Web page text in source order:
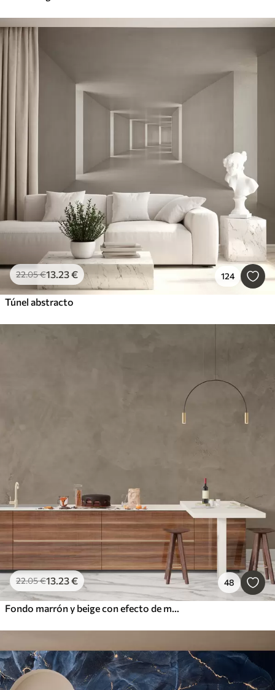
22.05€13.23€ 124
Túnel abstracto
22.05€13.23€ 48
Fondo marrón y beige con efecto de muro de hormigón